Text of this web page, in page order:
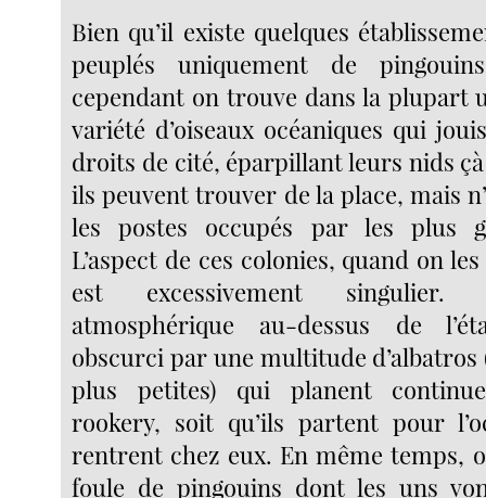
Bien qu’il existe quelques
peuplés uniquement de
cependant on trouve dans la plupart
variété d’oiseaux océaniques qui
droits de cité, éparpillant leurs nids
ils peuvent trouver de la place, mais
les postes occupés par les plus
L’aspect de ces colonies, quand on
est excessivement singulier.
atmosphérique au-dessus de
obscurci par une multitude d’albatros
plus petites) qui planent
rookery, soit qu’ils partent pour
rentrent chez eux. En même temps,
foule de pingouins dont les uns